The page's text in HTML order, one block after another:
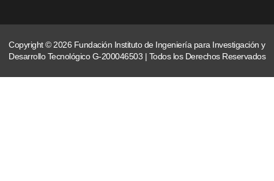
Copyright © 2026 Fundación Instituto de Ingeniería para Investigación y
Desarrollo Tecnológico G-200046503 | Todos los Derechos Reservados